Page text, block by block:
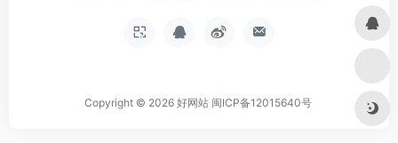
Copyright © 2026 好网站 闽ICP备12015640号